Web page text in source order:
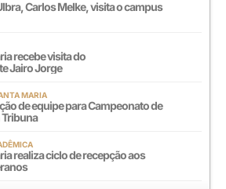
Carlos Melke, visita o campus
recebe visita do
Jairo Jorge
MARIA
de equipe para Campeonato de
Tribuna
realiza ciclo de recepção aos